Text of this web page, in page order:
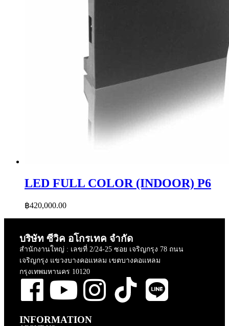
LED FULL COLOR (INDOOR) P6
฿420,000.00
บริษัท ซีวิค อโกรเทค จำกัด
สำนักงานใหญ่ : เลขที่ 2/24-25 ซอย เจริญกรุง 78 ถนน
เจริญกรุง แขวงบางคอแหลม เขตบางคอแหลม
กรุงเทพมหานคร 10120
INFORMATION